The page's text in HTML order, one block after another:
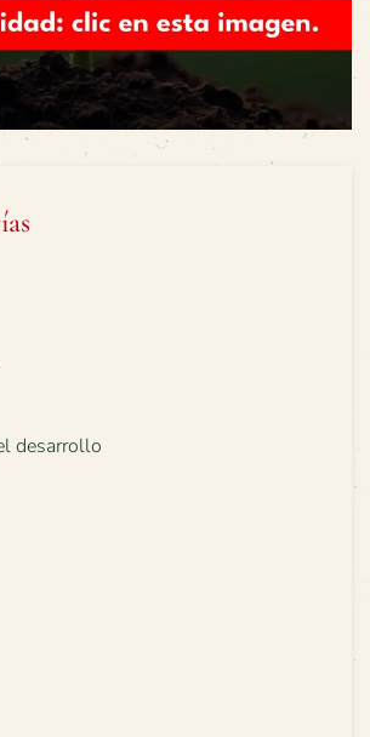
desarrollo